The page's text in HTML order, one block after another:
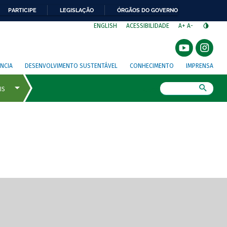
PARTICIPE LEGISLAÇÃO ÓRGÃOS DO GOVERNO
ENGLISH ACESSIBILIDADE A+ A-
DESENVOLVIMENTO SUSTENTÁVEL CONHECIMENTO IMPRENSA
de tela